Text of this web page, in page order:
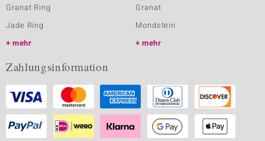
Granat Ring
Jade Ring
mehr
Granat
Mondstein
mehr
Zahlungsinformation